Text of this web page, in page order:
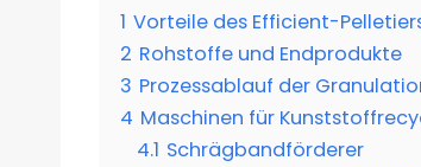
1 Vorteile des Efficient-
2 Rohstoffe und Endprodukte
3 Prozessablauf der
4 Maschinen für
4.1 Schrägbandförderer